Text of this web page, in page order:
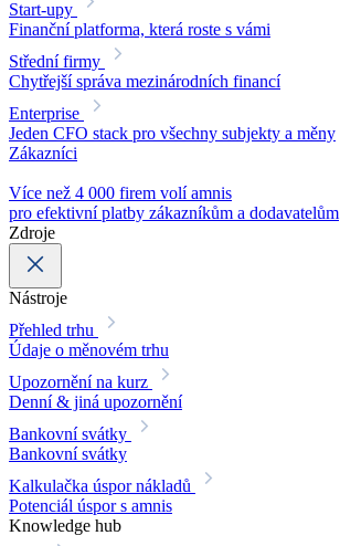
Start-upy
Finanční platforma, která roste s vámi
Střední firmy
Chytřejší správa mezinárodních financí
Enterprise
Jeden CFO stack pro všechny subjekty a měny
Zákazníci
Více než 4 000 firem volí amnis
pro efektivní platby zákazníkům a dodavatelům
Zdroje
Nástroje
Přehled trhu
Údaje o měnovém trhu
Upozornění na kurz
Denní & jiná upozornění
Bankovní svátky
Bankovní svátky
Kalkulačka úspor nákladů
Potenciál úspor s amnis
Knowledge hub